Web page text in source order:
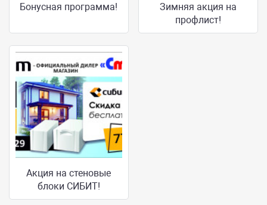
Бонусная программа!
Зимняя акция на
профлист!
Акция на стеновые
блоки СИБИТ!